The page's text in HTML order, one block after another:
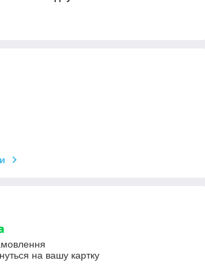
на вашу картку